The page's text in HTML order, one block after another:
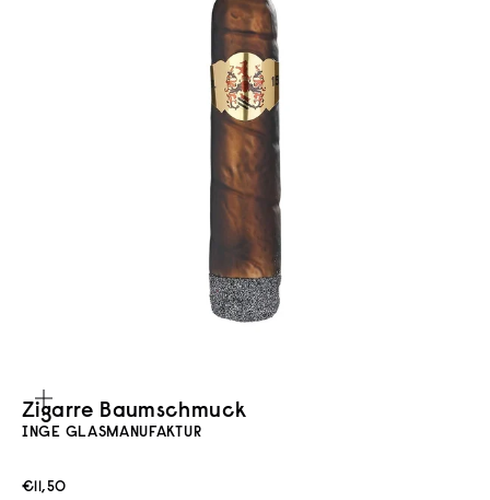
Zigarre Baumschmuck
INGE GLASMANUFAKTUR
Angebot
€11,50